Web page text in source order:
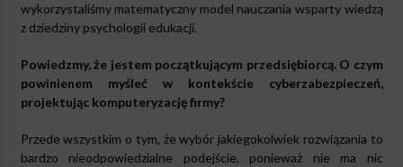
wykorzystaliśmy matematyczny model nauczania wsparty wiedzą
z dziedziny psychologii edukacji.
Powiedzmy, że jestem początkującym przedsiębiorcą. O czym
powinienem myśleć w kontekście cyberzabezpieczeń,
projektując komputeryzację firmy?
Przede wszystkim o tym, że wybór jakiegokolwiek rozwiązania to
bardzo nieodpowiedzialne podejście, ponieważ nie ma nic